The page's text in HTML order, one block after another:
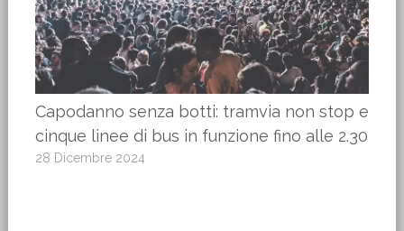
Capodanno senza botti: tramvia non stop e
cinque linee di bus in funzione fino alle 2.30
28 Dicembre 2024